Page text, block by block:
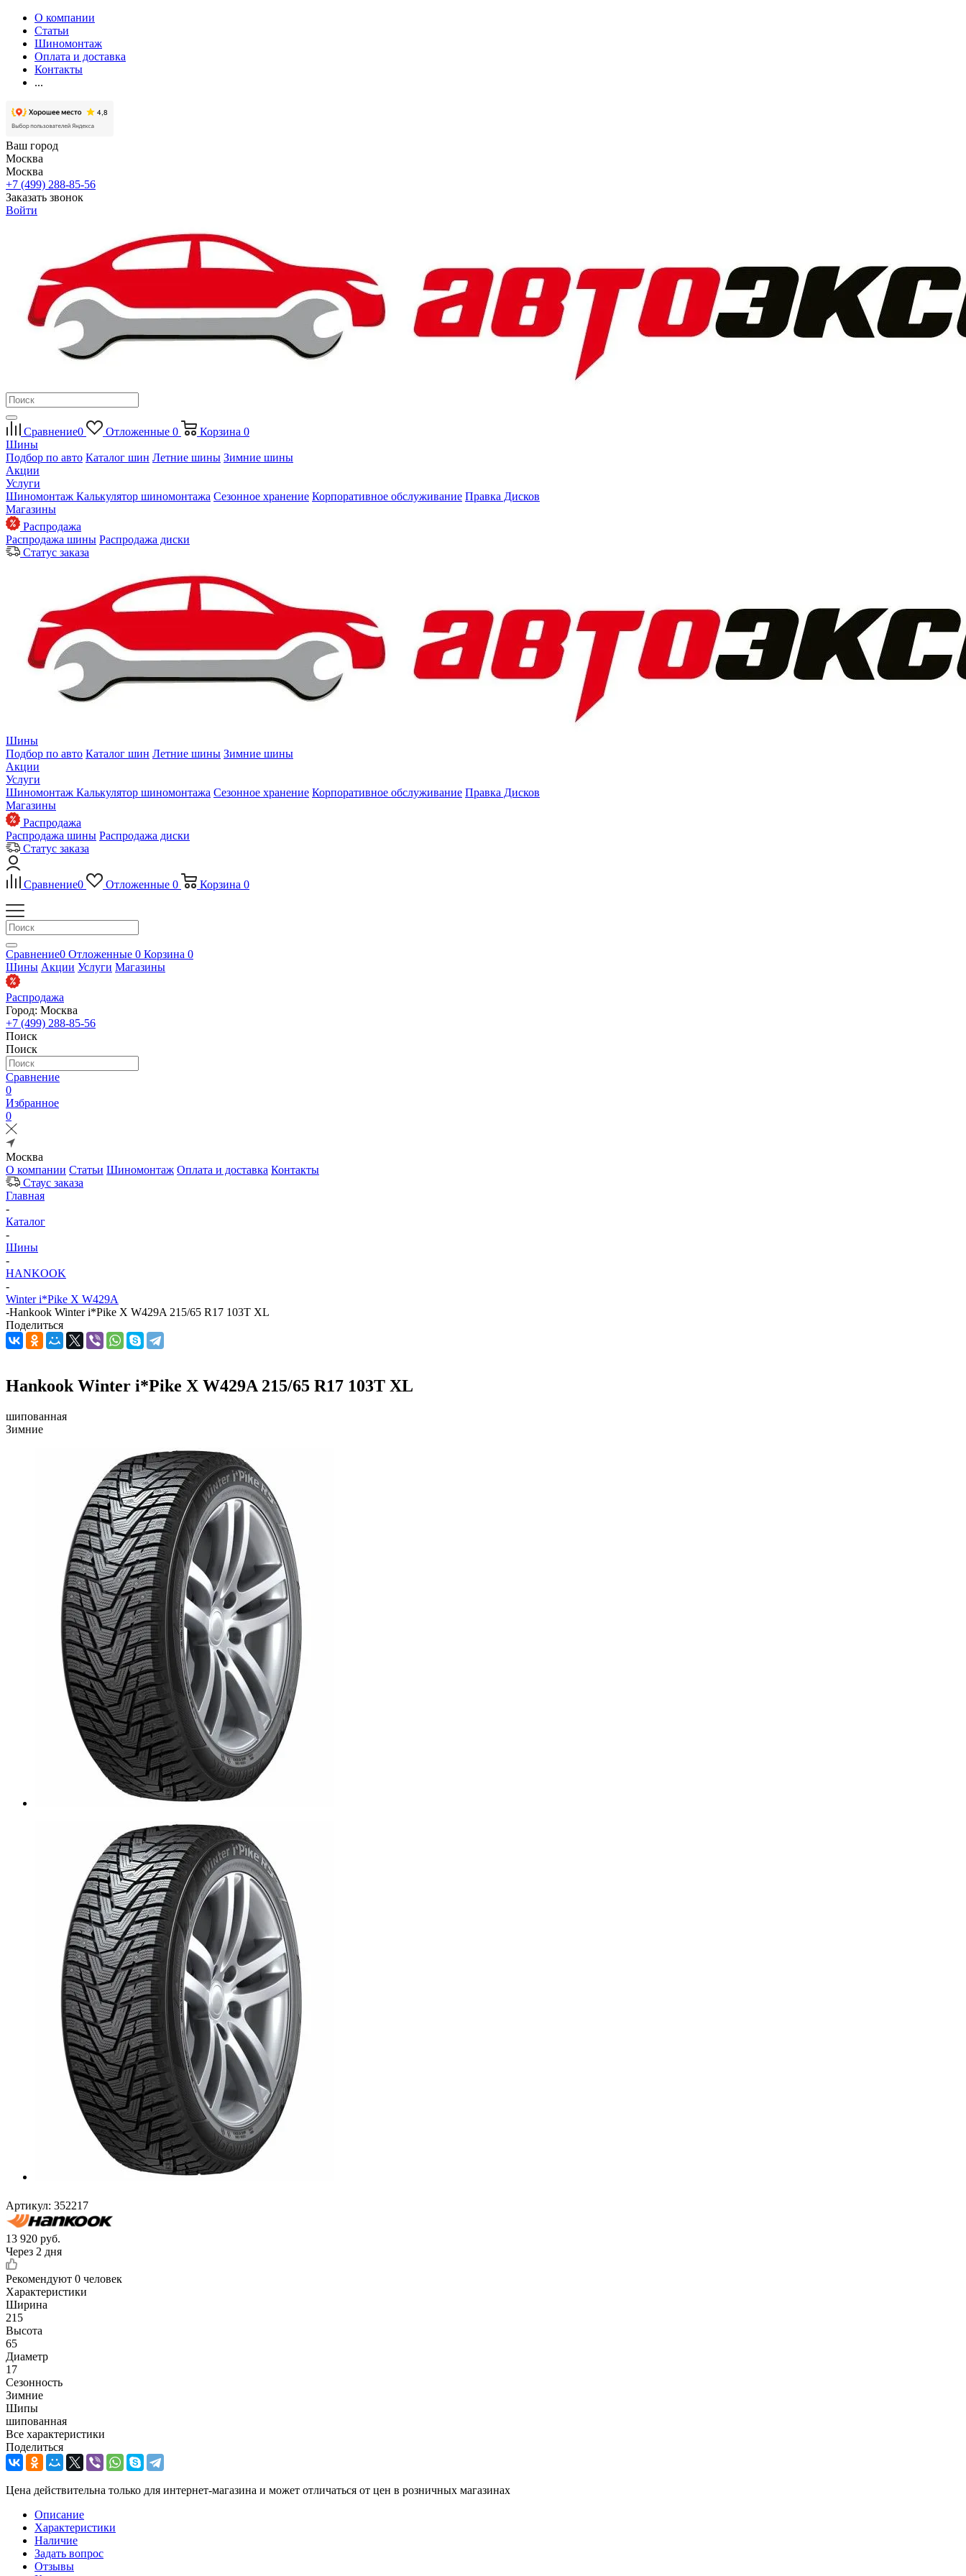
О компании
Статьи
Шиномонтаж
Оплата и доставка
Контакты
...
Ваш город
Москва
Москва
+7 (499) 288-85-56
Заказать звонок
Войти
Сравнение0 Отложенные 0 Корзина 0
Шины
Подбор по авто Каталог шин Летние шины Зимние шины
Акции
Услуги
Шиномонтаж Калькулятор шиномонтажа Сезонное хранение Корпоративное обслуживание Правка Дисков
Магазины
Распродажа
Распродажа шины Распродажа диски
Статус заказа
Шины
Подбор по авто Каталог шин Летние шины Зимние шины
Акции
Услуги
Шиномонтаж Калькулятор шиномонтажа Сезонное хранение Корпоративное обслуживание Правка Дисков
Магазины
Распродажа
Распродажа шины Распродажа диски
Статус заказа
Сравнение0 Отложенные 0 Корзина 0
Сравнение0 Отложенные 0 Корзина 0
Шины Акции Услуги Магазины
Распродажа
Город: Москва
+7 (499) 288-85-56
Поиск
Поиск
Сравнение
0
Избранное
0
Москва
О компании Статьи Шиномонтаж Оплата и доставка Контакты
Стаус заказа
Главная
-
Каталог
-
Шины
-
HANKOOK
-
Winter i*Pike X W429A
-Hankook Winter i*Pike X W429A 215/65 R17 103T XL
Поделиться
Hankook Winter i*Pike X W429A 215/65 R17 103T XL
шипованная
Зимние
Артикул: 352217
13 920 руб.
Через 2 дня
Рекомендуют 0 человек
Характеристики
Ширина
215
Высота
65
Диаметр
17
Сезонность
Зимние
Шипы
шипованная
Все характеристики
Поделиться
Цена действительна только для интернет-магазина и может отличаться от цен в розничных магазинах
Описание
Характеристики
Наличие
Задать вопрос
Отзывы